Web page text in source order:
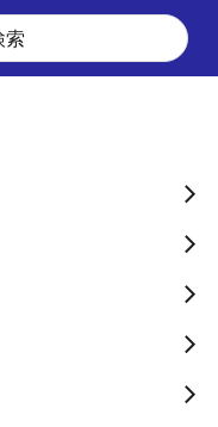
DRAMの基本構造を開発
回路と
の